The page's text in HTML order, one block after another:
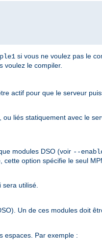
si vous ne voulez pas le
voulez le compiler.
actif pour que le serveur
liés statiquement avec le
modules DSO (voir --
option spécifie le seul
utilisé.
Un de ces modules doit
espaces. Par exemple :